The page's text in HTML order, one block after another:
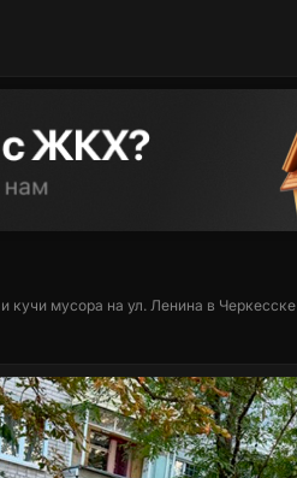
кучи мусора на ул. Ленина в Черкесске